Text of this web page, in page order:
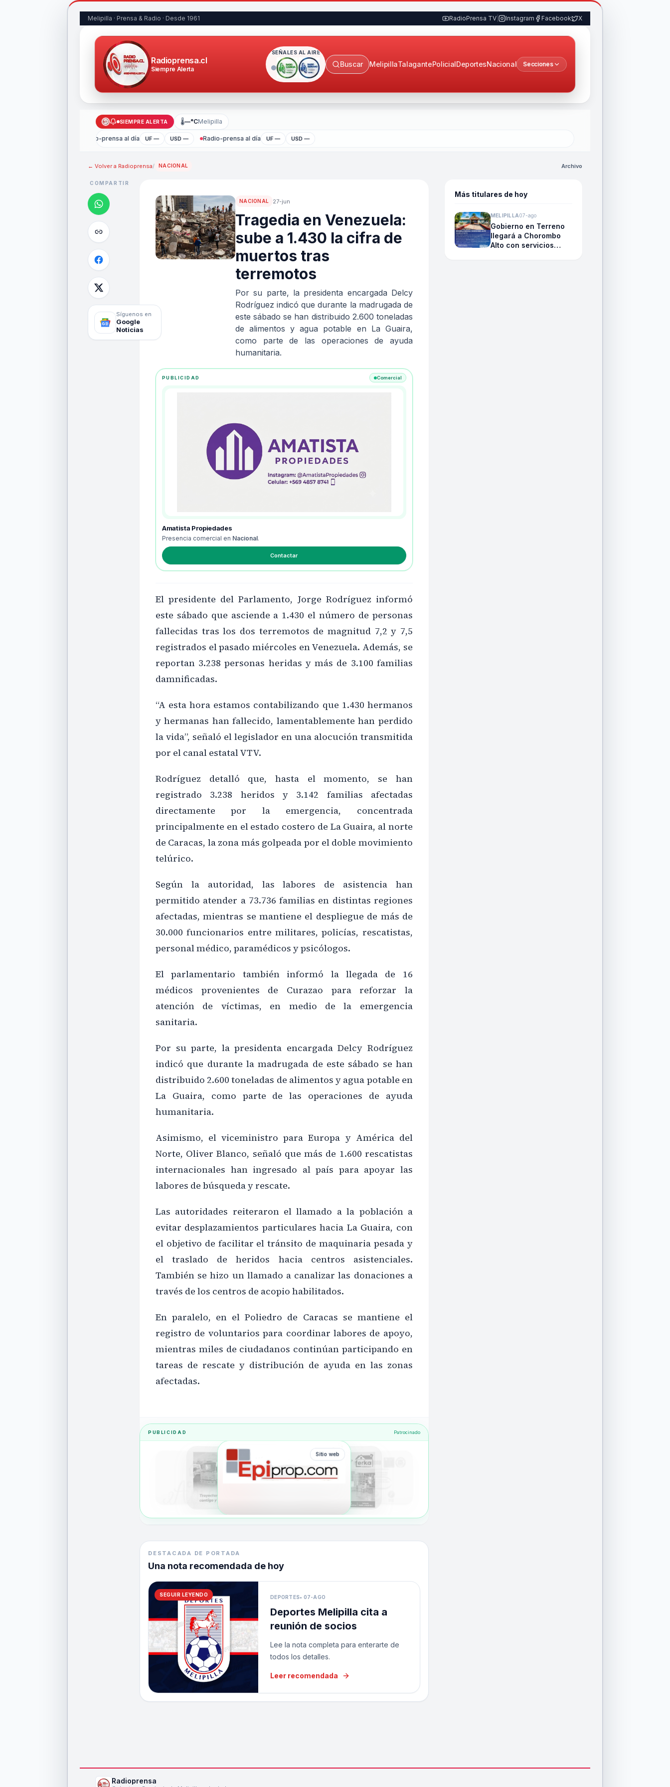
Melipilla · Prensa & Radio · Desde 1961 RadioPrensa TV Instagram Facebook X
Radioprensa.cl
Siempre Alerta
SEÑALES AL AIRE
Buscar MelipillaTalagantePolicialDeportesNacional Secciones
SIEMPRE ALERTA 🌡—°CMelipilla
Radio-prensa al día UF — USD — Radio-prensa al día UF — USD —
← Volver a Radioprensa/ NACIONAL Archivo
COMPARTIR
Síguenos en
Google
Noticias
NACIONAL 27-jun
Tragedia en Venezuela:
sube a 1.430 la cifra de
muertos tras
terremotos
Por su parte, la presidenta encargada Delcy
Rodríguez indicó que durante la madrugada de
este sábado se han distribuido 2.600 toneladas
de alimentos y agua potable en La Guaira,
como parte de las operaciones de ayuda
humanitaria.
PUBLICIDAD Comercial
Amatista Propiedades
Presencia comercial en Nacional.
Contactar
El presidente del Parlamento, Jorge Rodríguez informó
este sábado que asciende a 1.430 el número de personas
fallecidas tras los dos terremotos de magnitud 7,2 y 7,5
registrados el pasado miércoles en Venezuela. Además, se
reportan 3.238 personas heridas y más de 3.100 familias
damnificadas.
“A esta hora estamos contabilizando que 1.430 hermanos
y hermanas han fallecido, lamentablemente han perdido
la vida”, señaló el legislador en una alocución transmitida
por el canal estatal VTV.
Rodríguez detalló que, hasta el momento, se han
registrado 3.238 heridos y 3.142 familias afectadas
directamente por la emergencia, concentrada
principalmente en el estado costero de La Guaira, al norte
de Caracas, la zona más golpeada por el doble movimiento
telúrico.
Según la autoridad, las labores de asistencia han
permitido atender a 73.736 familias en distintas regiones
afectadas, mientras se mantiene el despliegue de más de
30.000 funcionarios entre militares, policías, rescatistas,
personal médico, paramédicos y psicólogos.
El parlamentario también informó la llegada de 16
médicos provenientes de Curazao para reforzar la
atención de víctimas, en medio de la emergencia
sanitaria.
Por su parte, la presidenta encargada Delcy Rodríguez
indicó que durante la madrugada de este sábado se han
distribuido 2.600 toneladas de alimentos y agua potable en
La Guaira, como parte de las operaciones de ayuda
humanitaria.
Asimismo, el viceministro para Europa y América del
Norte, Oliver Blanco, señaló que más de 1.600 rescatistas
internacionales han ingresado al país para apoyar las
labores de búsqueda y rescate.
Las autoridades reiteraron el llamado a la población a
evitar desplazamientos particulares hacia La Guaira, con
el objetivo de facilitar el tránsito de maquinaria pesada y
el traslado de heridos hacia centros asistenciales.
También se hizo un llamado a canalizar las donaciones a
través de los centros de acopio habilitados.
En paralelo, en el Poliedro de Caracas se mantiene el
registro de voluntarios para coordinar labores de apoyo,
mientras miles de ciudadanos continúan participando en
tareas de rescate y distribución de ayuda en las zonas
afectadas.
PUBLICIDAD Patrocinado
Sitio web
DESTACADA DE PORTADA
Una nota recomendada de hoy
SEGUIR LEYENDO DEPORTES• 07-AGO
Deportes Melipilla cita a
reunión de socios
Lee la nota completa para enterarte de
todos los detalles.
Leer recomendada
Más titulares de hoy
MELIPILLA07-ago
Gobierno en Terreno
llegará a Chorombo
Alto con servicios
Radioprensa